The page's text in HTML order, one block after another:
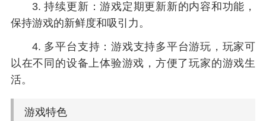
3. 持续更新：游戏定期更新新的内容和功能，
保持游戏的新鲜度和吸引力。
4. 多平台支持：游戏支持多平台游玩，玩家可
以在不同的设备上体验游戏，方便了玩家的游戏生
活。
游戏特色